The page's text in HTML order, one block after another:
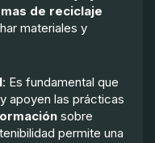
de reciclaje
materiales y
: Es fundamental que
apoyen las prácticas
sobre
permite una